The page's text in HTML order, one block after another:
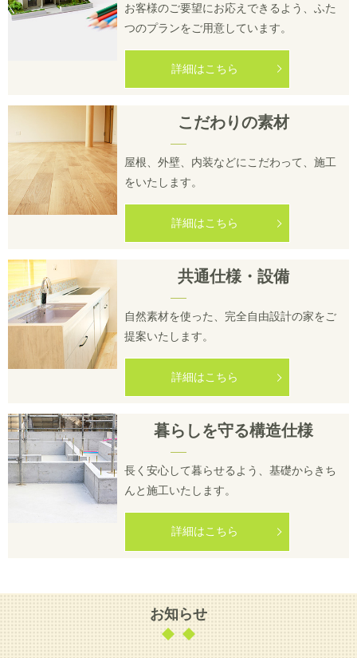
お客様のご要望にお応えできるよう、ふた
つのプランをご用意しています。
詳細はこちら
こだわりの素材
屋根、外壁、内装などにこだわって、施工
をいたします。
詳細はこちら
共通仕様・設備
自然素材を使った、完全自由設計の家をご
提案いたします。
詳細はこちら
暮らしを守る構造仕様
長く安心して暮らせるよう、基礎からきち
んと施工いたします。
詳細はこちら
お知らせ